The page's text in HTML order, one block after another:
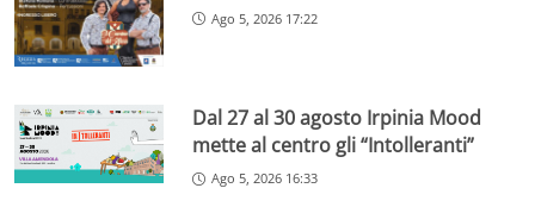
Ago 5, 2026 17:22
Dal 27 al 30 agosto Irpinia Mood
mette al centro gli “Intolleranti”
Ago 5, 2026 16:33